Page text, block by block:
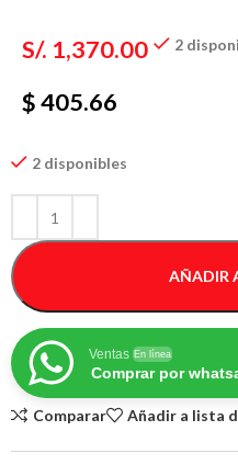
S/. 1,370.00
$ 405.66
2
2 disponibles
AÑADIR
Ventas En línea
Comprar por
Comparar Añadir a lista